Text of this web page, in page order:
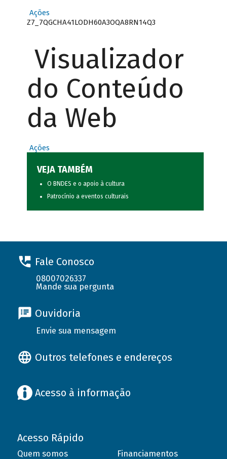
Ações
Z7_7QGCHA41LODH60A3OQA8RN14Q3
Visualizador
do Conteúdo
da Web
Ações
VEJA TAMBÉM
O BNDES e o apoio à cultura
Patrocínio a eventos culturais
Fale Conosco
08007026337
Mande sua pergunta
Ouvidoria
Envie sua mensagem
Outros telefones e endereços
Acesso à informação
Acesso Rápido
Quem somos
Financiamentos